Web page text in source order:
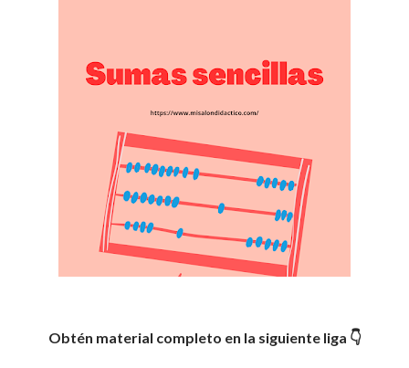
Obtén material completo en la siguiente liga 👇